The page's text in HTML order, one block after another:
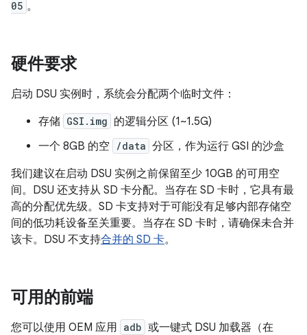
05 。
硬件要求
启动 DSU 实例时，系统会分配两个临时文件：
存储 GSI.img 的逻辑分区 (1~1.5G)
一个 8GB 的空
/data 分区，作为运行 GSI 的沙盒
我们建议在启动 DSU 实例之前保留至少 10GB 的可用空
间。DSU 还支持从 SD 卡分配。当存在 SD 卡时，它具有最
高的分配优先级。SD 卡支持对于可能没有足够内部存储空
间的低功耗设备至关重要。当存在 SD 卡时，请确保未合并
该卡。DSU 不支持合并的 SD 卡。
可用的前端
您可以使用 OEM 应用 adb 或一键式 DSU 加载器（在